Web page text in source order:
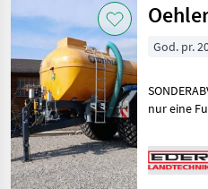
Prikaži
sve
(51)
MARKETPLACE
Marketplace
Ponude
trgovaca
God. pr.
nur eine
Behälter:
Tank -